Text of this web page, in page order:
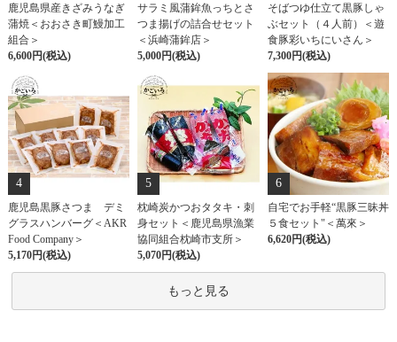
鹿児島県産きざみうなぎ
蒲焼＜おおさき町鰻加工
組合＞
6,600円(税込)
サラミ風蒲鉾魚っちとさ
つま揚げの詰合せセット
＜浜崎蒲鉾店＞
5,000円(税込)
そばつゆ仕立て黒豚しゃ
ぶセット（４人前）＜遊
食豚彩いちにいさん＞
7,300円(税込)
4
鹿児島黒豚さつま デミ
グラスハンバーグ＜AKR
Food Company＞
5,170円(税込)
5
枕崎炭かつおタタキ・刺
身セット＜鹿児島県漁業
協同組合枕崎市支所＞
5,070円(税込)
6
自宅でお手軽“黒豚三昧丼
５食セット"＜萬來＞
6,620円(税込)
もっと見る